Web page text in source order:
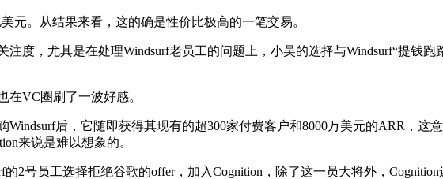
元。从结果来看，这的确是性价比极高的一笔交易。
度，尤其是在处理Windsurf老员工的问题上，小吴的选择与Windsurf“提钱
在VC圈刷了一波好感。
后，它随即获得其现有的超300家付费客户和8000万美元的ARR，这
来说是难以想象的。
2号员工选择拒绝谷歌的offer，加入Cognition，除了这一员大将外，